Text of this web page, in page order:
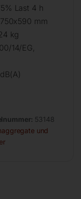
Last 4 h
mm
kg
14/EG,
53148
und